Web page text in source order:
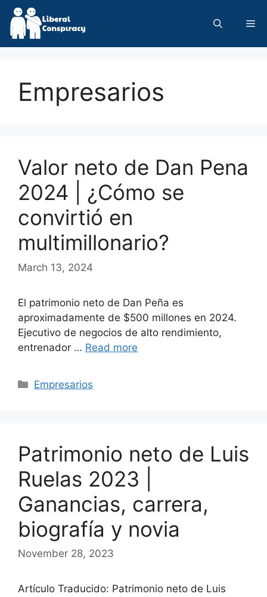
Skip
content
Empresarios
Valor neto de Dan Pena
2024 | ¿Cómo se
convirtió en
multimillonario?
March 13, 2024
El patrimonio neto de Dan Peña es
aproximadamente de $500 millones en 2024.
Ejecutivo de negocios de alto rendimiento,
entrenador … Read more
Categories
Empresarios
Patrimonio neto de Luis
Ruelas 2023 |
Ganancias, carrera,
biografía y novia
November 28, 2023
Artículo Traducido: Patrimonio neto de Luis